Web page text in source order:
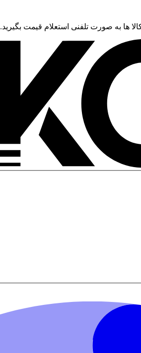
ها به صورت تلفنی استعلام قیمت بگیرید.